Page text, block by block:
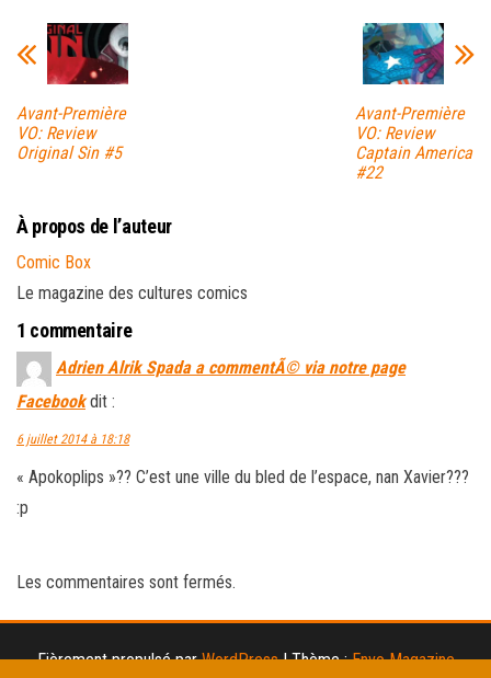
Avant-Première
VO: Review
Original Sin #5
Avant-Première
VO: Review
Captain America
#22
À propos de l’auteur
Comic Box
Le magazine des cultures comics
1 commentaire
Adrien Alrik Spada a commentÃ© via notre page
Facebook dit :
6 juillet 2014 à 18:18
« Apokoplips »?? C’est une ville du bled de l’espace, nan Xavier???
:p
Les commentaires sont fermés.
Fièrement propulsé parWordPress |Thème :Envo Magazine